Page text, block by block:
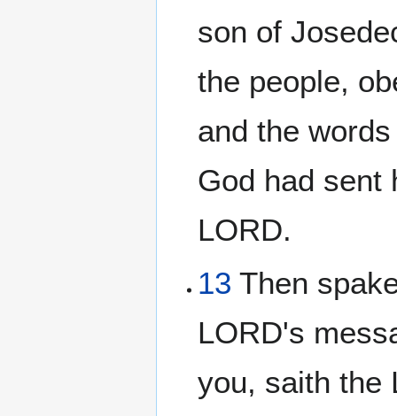
son of
the people,
and the
God had sent
LORD.
13 Then
LORD's
you, saith the